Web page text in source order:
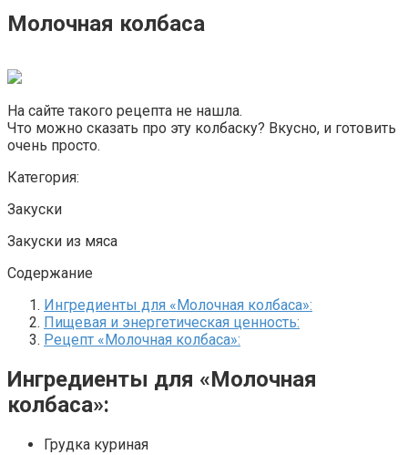
Молочная колбаса
На сайте такого рецепта не нашла.
Что можно сказать про эту колбаску? Вкусно, и готовить
очень просто.
Категория:
Закуски
Закуски из мяса
Содержание
Ингредиенты для «Молочная колбаса»:
Пищевая и энергетическая ценность:
Рецепт «Молочная колбаса»:
Ингредиенты для «Молочная
колбаса»:
Грудка куриная